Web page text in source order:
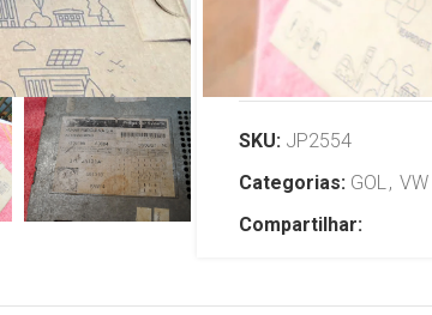
TENHO INTERESSE
SKU: JP2554
Categorias: GOL, VW
Compartilhar: